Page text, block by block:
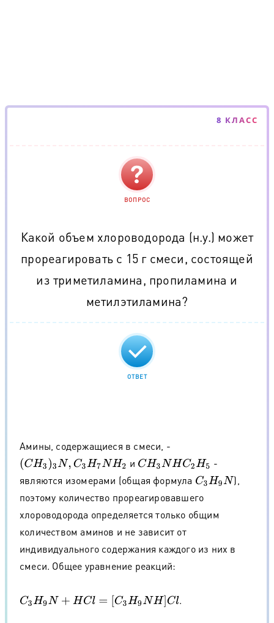
8 КЛАСС
ВОПРОС
Какой объем хлороводорода (н.у.) может
прореагировать с 15 г смеси, состоящей
из триметиламина, пропиламина и
метилэтиламина?
ОТВЕТ
Амины, содержащиеся в смеси, -
(CH3)3N,C3H7NH2 и CH3NHC2H5
-
являются изомерами (общая формула C3H9N
),
поэтому количество прореагировавшего
хлороводорода определяется только общим
количеством аминов и не зависит от
индивидуального содержания каждого из них в
смеси. Общее уравнение реакций:
C3H9N+H Cl =[C3H 9N H]Cl .